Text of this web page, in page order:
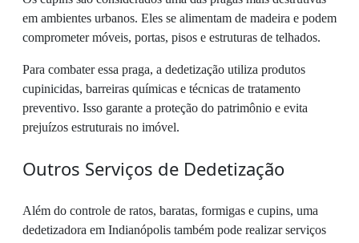
em ambientes urbanos. Eles se alimentam de madeira e podem
comprometer móveis, portas, pisos e estruturas de telhados.
Para combater essa praga, a dedetização utiliza produtos
cupinicidas, barreiras químicas e técnicas de tratamento
preventivo. Isso garante a proteção do patrimônio e evita
prejuízos estruturais no imóvel.
Outros Serviços de Dedetização
Além do controle de ratos, baratas, formigas e cupins, uma
dedetizadora em Indianópolis também pode realizar serviços